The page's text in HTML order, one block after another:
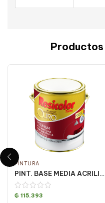
PINTURA
PINT. BASE MEDIA ACRILICA OURO FOSCO 3.24LT
₲ 115.393